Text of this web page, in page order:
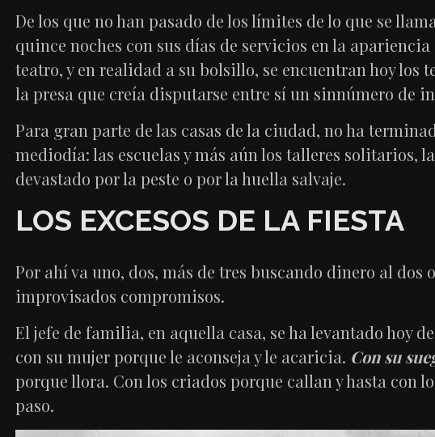
De los que no han pasado de los límites de lo que se
quince noches con sus días de servicios en la
teatro, y en realidad a su bolsillo, se encuentran hoy los
la presa que creía disputarse entre sí un sinnúmero de
Para gran parte de las casas de la ciudad, no ha
mediodía: las escuelas y más aún los talleres solitarios,
devastado por la peste o por la huella salvaje.
LOS EXCESOS DE LA FIESTA
Por ahí va uno, dos, más de tres buscando dinero al
improvisados compromisos.
El jefe de familia, en aquella casa, se ha levantado hoy
con su mujer porque le aconseja y le acaricia. Con su
porque llora. Con los criados porque callan y hasta con
paso.